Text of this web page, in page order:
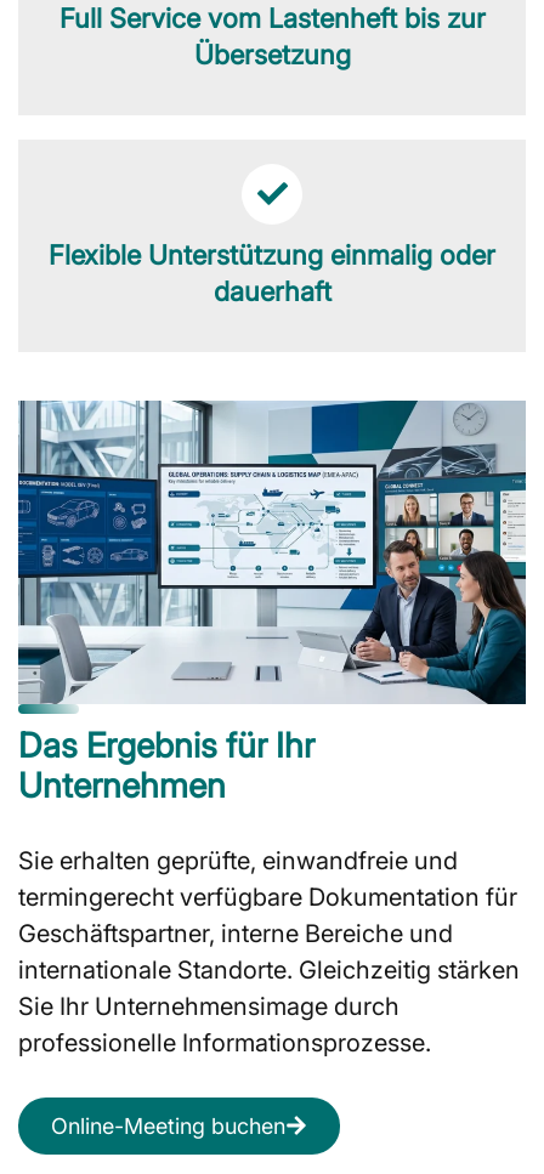
Full Service vom Lastenheft bis zur
Übersetzung
Flexible Unterstützung einmalig oder
dauerhaft
Das Ergebnis für Ihr
Unternehmen
Sie erhalten geprüfte, einwandfreie und
termingerecht verfügbare Dokumentation für
Geschäftspartner, interne Bereiche und
internationale Standorte. Gleichzeitig stärken
Sie Ihr Unternehmensimage durch
professionelle Informationsprozesse.
Online-Meeting buchen